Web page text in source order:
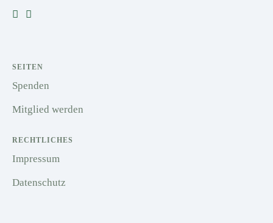
SEITEN
Spenden
Mitglied werden
RECHTLICHES
Impressum
Datenschutz